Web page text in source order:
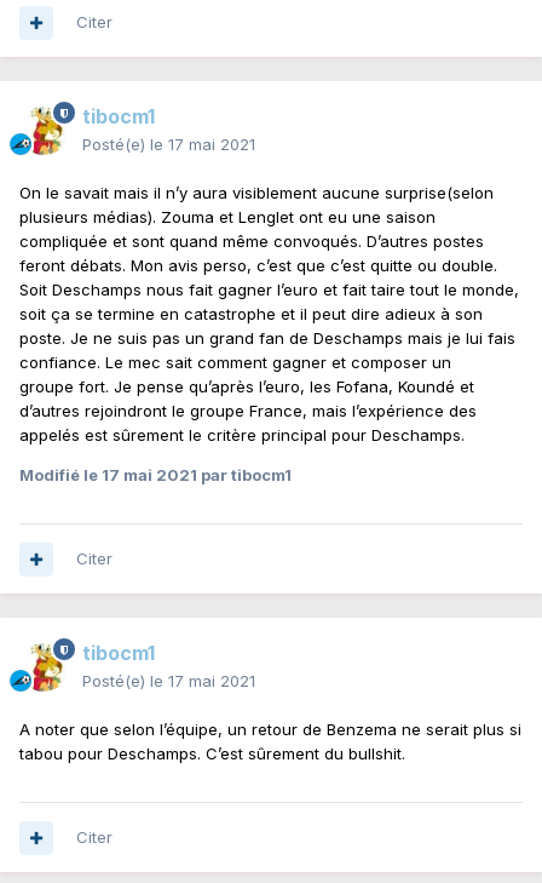
Citer
tibocm1
Posté(e) le 17 mai 2021
On le savait mais il n’y aura visiblement aucune surprise(selon
plusieurs médias). Zouma et Lenglet ont eu une saison
compliquée et sont quand même convoqués. D’autres postes
feront débats. Mon avis perso, c’est que c’est quitte ou double.
Soit Deschamps nous fait gagner l’euro et fait taire tout le monde,
soit ça se termine en catastrophe et il peut dire adieux à son
poste. Je ne suis pas un grand fan de Deschamps mais je lui fais
confiance. Le mec sait comment gagner et composer un
groupe fort. Je pense qu’après l’euro, les Fofana, Koundé et
d’autres rejoindront le groupe France, mais l’expérience des
appelés est sûrement le critère principal pour Deschamps.
Modifié le 17 mai 2021 par tibocm1
Citer
tibocm1
Posté(e) le 17 mai 2021
A noter que selon l’équipe, un retour de Benzema ne serait plus si
tabou pour Deschamps. C’est sûrement du bullshit.
Citer